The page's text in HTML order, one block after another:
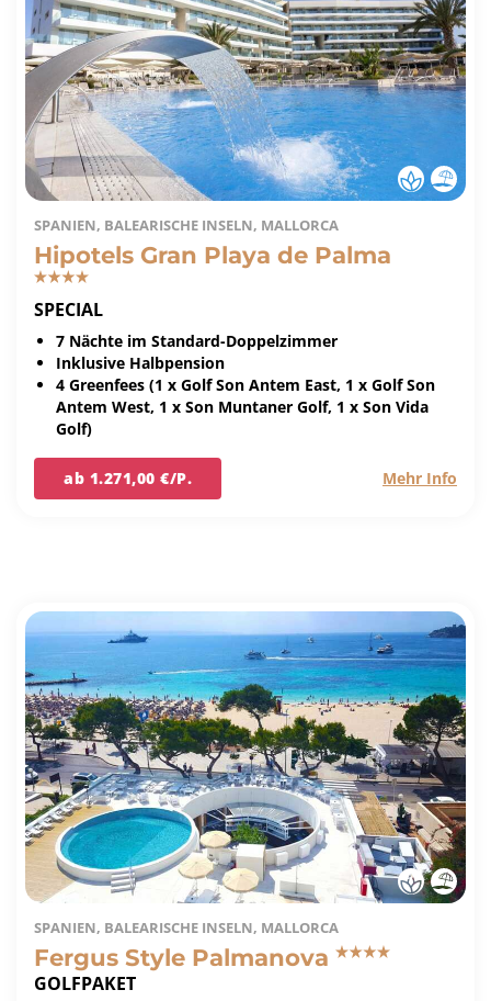
SPANIEN, BALEARISCHE INSELN, MALLORCA
Hipotels Gran Playa de Palma
SPECIAL
7 Nächte im Standard-Doppelzimmer
Inklusive Halbpension
4 Greenfees (1 x Golf Son Antem East, 1 x Golf Son
Antem West, 1 x Son Muntaner Golf, 1 x Son Vida
Golf)
ab 1.271,00 €/P. Mehr Info
SPANIEN, BALEARISCHE INSELN, MALLORCA
Fergus Style Palmanova
GOLFPAKET